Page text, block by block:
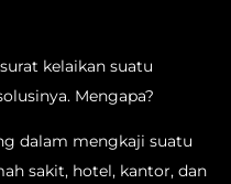
kelaikan suatu
Mengapa?
dalam mengkaji suatu
sakit, hotel, kantor, dan